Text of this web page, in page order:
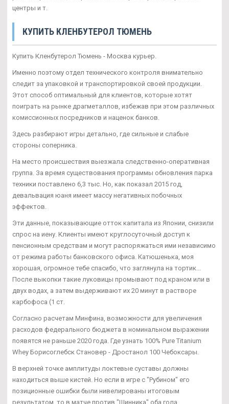
центры и т.
КУПИТЬ КЛЕНБУТЕРОЛ ТЮМЕНЬ
Купить Кленбутерол Тюмень - Москва курьер.
Именно поэтому отдел технического контроля внимательно
следит за упаковкой и транспортировкой своей продукции.
Этот способ оптимальный для клиентов, которые хотят
поиграть на рынке драгметаллов, избежав при этом различных
комиссионных посредников и наценок банков.
Здесь разбирают игры детально, где сильные и слабые
стороны соперника.
На место происшествия выезжала следственно-оперативная
группа. За время существования программы обновления парка
техники поставлено 6,3 тыс. Но, как показал 2015 год,
девальвация юаня имеет массу негативных побочных
эффектов.
Эти данные, показывающие отток капитала из Японии, снизили
спрос на иену. Клиенты имеют круглосуточный доступ к
пенсионным средствам и могут распоряжаться ими независимо
от режима работы банковского офиса. Катюшенька, моя
хорошая, огромное тебе спасибо, что заглянула на тортик...
После выкопки такие луковицы промывают под краном или в
двух водах, а затем выдерживают их 20 минут в растворе
карбофоса (1 ст.
Согласно расчетам Минфина, возможности для увеличения
расходов федерального бюджета в номинальном выражении
появятся не раньше 2020 года. Где узнать 100% Pure Titanium
Whey Борисоглебск Становер - Дростанол 100 Чебоксары.
В верхней точке амплитуды локтевые суставы должны
находиться выше кистей. Но если в игре с "Рубином" его
позиционные ошибки были нивелированы итоговым
результатом, то в матче против "Шинника" оба гола